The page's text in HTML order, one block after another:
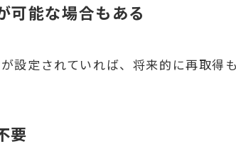
可能な場合もある
定されていれば、将来的に再取得も
要